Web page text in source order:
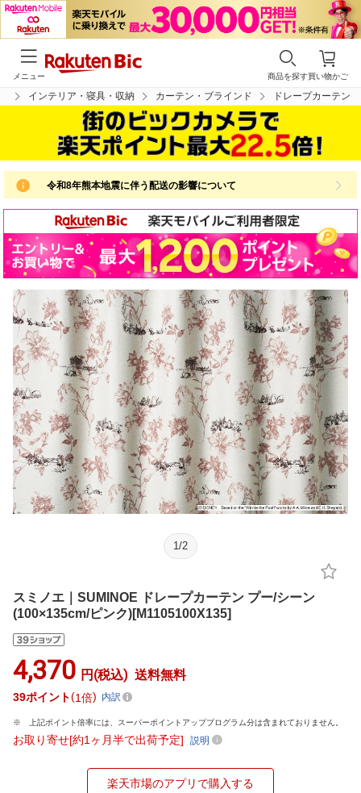
買い物かご
商品を探す
メニュー
インテリア・寝具・収納 カーテン・ブラインド ドレープカーテン
令和8年熊本地震に伴う配送の影響について
1 /2
スミノエ｜SUMINOE ドレープカーテン プー/シーン
(100×135cm/ピンク)[M1105100X135]
4,370 円(税込) 送料無料
39ポイント 1倍 内訳
上記ポイント倍率には、スーパーポイントアッププログラム分は含まれておりません。
お取り寄せ[約1ヶ月半で出荷予定] 説明
楽天市場のアプリで購入する